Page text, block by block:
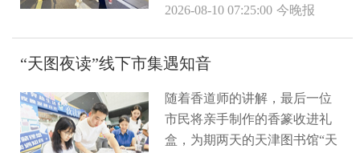
2026-08-10 07:25:00 今晚报
“天图夜读”线下市集遇知音
随着香道师的讲解，最后一位
市民将亲手制作的香篆收进礼
盒，为期两天的天津图书馆“天